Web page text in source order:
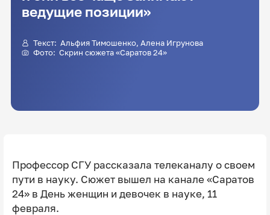
ведущие позиции»
Текст: Альфия Тимошенко, Алена Игрунова
Фото: Скрин сюжета «Саратов 24»
Профессор СГУ рассказала телеканалу о своем
пути в науку. Сюжет вышел на канале «Саратов
24» в День женщин и девочек в науке, 11
февраля.